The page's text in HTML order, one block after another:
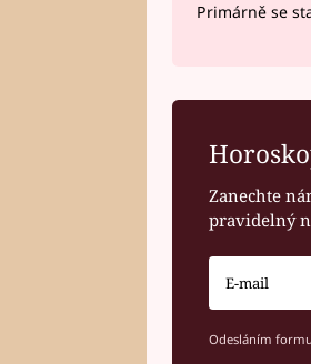
Primárně se
Zanechte
pravidelný
Odesláním